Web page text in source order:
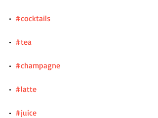
• #cocktails
• #tea
• #champagne
• #latte
• #juice